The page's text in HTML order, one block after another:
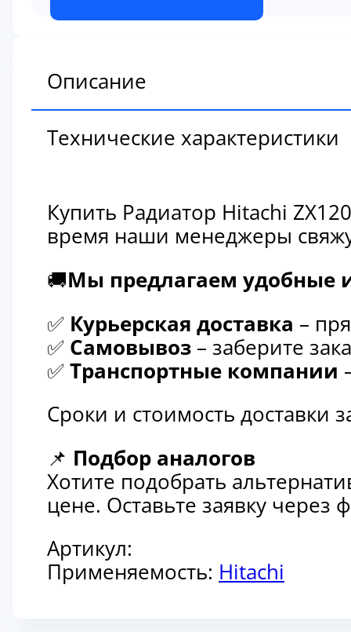
Описание
Технические характеристики
Купить Радиатор Hitachi
время наши менеджеры
🚚Мы предлагаем удобные
✅ Курьерская доставка –
✅ Самовывоз – заберите
✅ Транспортные компании
Сроки и стоимость доставки
📌 Подбор аналогов
Хотите подобрать
цене. Оставьте заявку
Артикул:
Применяемость: Hitachi